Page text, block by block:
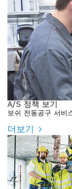
A/S 정책 보기
보쉬 전동공구 서비
더보기